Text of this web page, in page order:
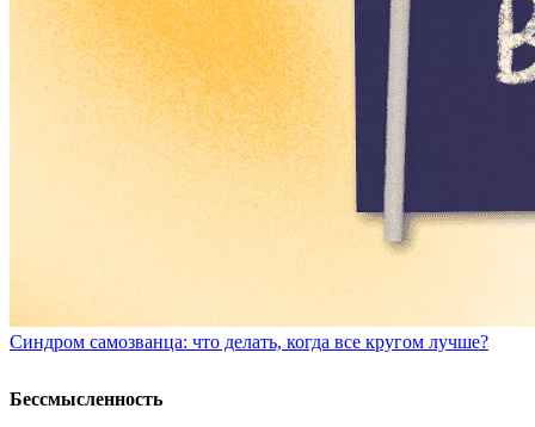
Синдром самозванца: что делать, когда все кругом лучше?
Бессмысленность